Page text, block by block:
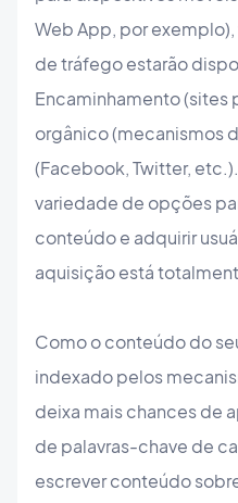
Web App, por
de tráfego estarão
Encaminhamento (sites
orgânico (mecanismos
(Facebook, Twitter,
variedade de opções
conteúdo e adquirir
aquisição está
Como o conteúdo do
indexado pelos
deixa mais chances de
de palavras-chave de
escrever conteúdo